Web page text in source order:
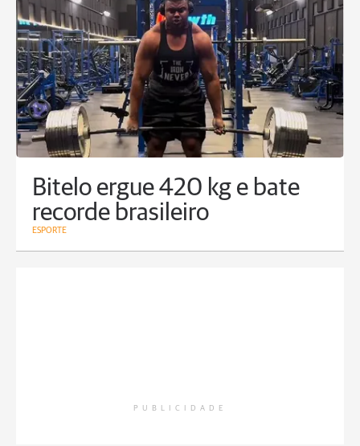
Bitelo ergue 420 kg e bate
recorde brasileiro
ESPORTE
PUBLICIDADE